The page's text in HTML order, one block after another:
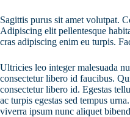
Sagittis purus sit amet volutpat.
Adipiscing elit pellentesque
cras adipiscing enim eu turpis.
Ultricies leo integer malesuada
consectetur libero id faucibus.
consectetur libero id. Egestas
ac turpis egestas sed tempus
viverra ipsum nunc aliquet